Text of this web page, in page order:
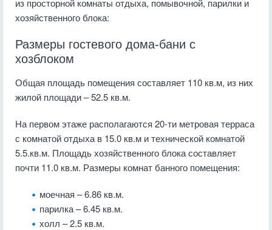
из просторной комнаты отдыха, помывочной, парилки и
хозяйственного блока:
Размеры гостевого дома-бани с
хозблоком
Общая площадь помещения составляет 110 кв.м, из них
жилой площади – 52.5 кв.м.
На первом этаже располагаются 20-ти метровая терраса
с комнатой отдыха в 15.0 кв.м и технической комнатой
5.5.кв.м. Площадь хозяйственного блока составляет
почти 11.0 кв.м. Размеры комнат банного помещения:
моечная – 6.86 кв.м.
парилка – 6.45 кв.м.
холл – 2.5 кв.м.